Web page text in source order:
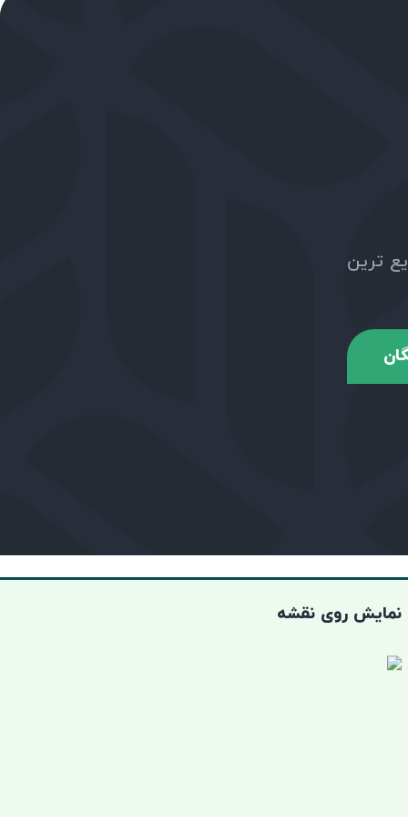
ترین
نمایش روی نقشه